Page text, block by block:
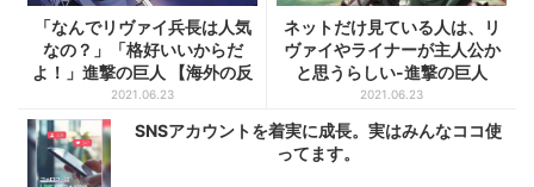
「なんでリヴァイ兵長は人気
なの？」「格好いいからだ
よ！」進撃の巨人 【海外の反
応...
2021.06.23
ネットだけ見ている人は、リ
ヴァイやライナーが主人公か
と思うらしい-進撃の巨人
【海...
2021.06.23
SNSアカウントを着実に成長。実はみんなココ使
ってます。